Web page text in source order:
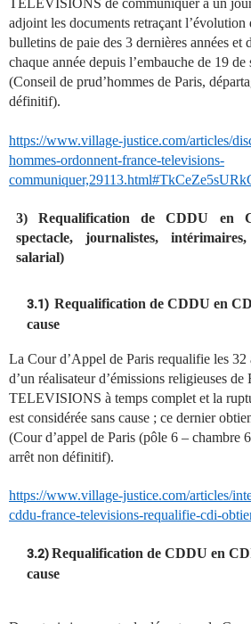
TELEVISIONS de communiquer à un
adjoint les documents retraçant l’évolution
bulletins de paie des 3 dernières années et
chaque année depuis l’embauche de 19 de
(Conseil de prud’hommes de Paris,
définitif).
https://www.village-justice.com/articles/
hommes-ordonnent-france-televisions-
3) Requalification de CDDU en
spectacle, journalistes,
salarial)
3.1) Requalification de CDDU en
cause
La Cour d’Appel de Paris requalifie les
d’un réalisateur d’émissions religieuses
TELEVISIONS à temps complet et la
est considérée sans cause ; ce dernier
(Cour d’appel de Paris (pôle 6 – chambre
arrêt non définitif).
https://www.village-justice.com/articles/
cddu-france-televisions-requalifie-cdi-
3.2)Requalification de CDDU en
cause